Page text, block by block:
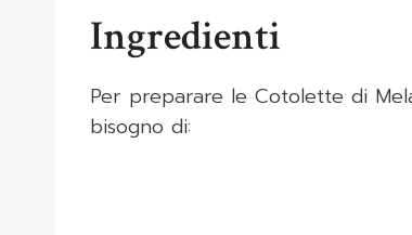
Ingredienti
Per preparare le Cotolette di
bisogno di: